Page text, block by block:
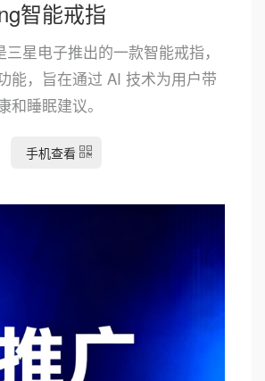
智能戒指
星电子推出的一款智能戒指，
能，旨在通过 AI 技术为用户带
和睡眠建议。
手机查看